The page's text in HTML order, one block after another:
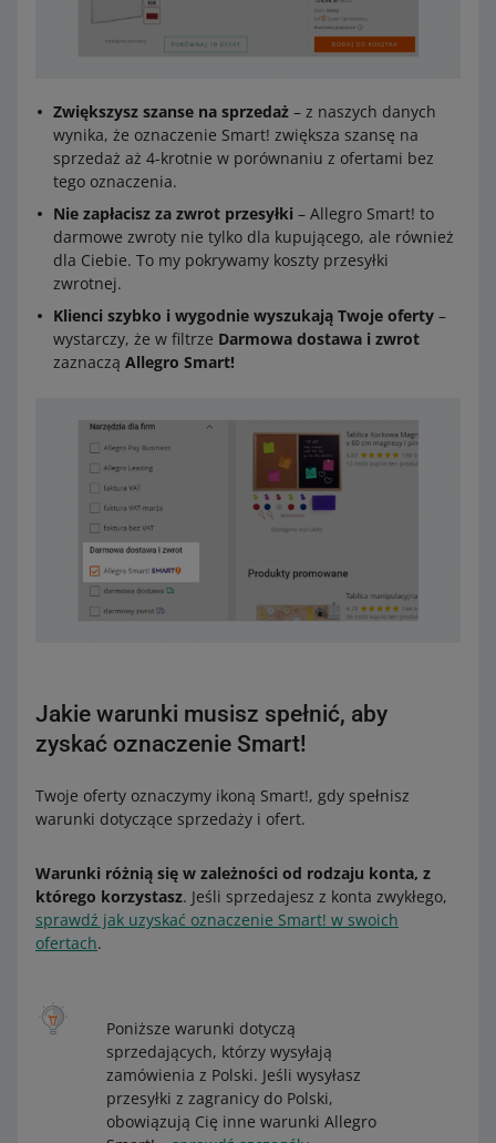
Zwiększysz szanse na sprzedaż – z naszych danych
wynika, że oznaczenie Smart! zwiększa szansę na
sprzedaż aż 4-krotnie w porównaniu z ofertami bez
tego oznaczenia.
Nie zapłacisz za zwrot przesyłki – Allegro Smart! to
darmowe zwroty nie tylko dla kupującego, ale również
dla Ciebie. To my pokrywamy koszty przesyłki
zwrotnej.
Klienci szybko i wygodnie wyszukają Twoje oferty –
wystarczy, że w filtrze Darmowa dostawa i zwrot
zaznaczą Allegro Smart!
Jakie warunki musisz spełnić, aby
zyskać oznaczenie Smart!
Twoje oferty oznaczymy ikoną Smart!, gdy spełnisz
warunki dotyczące sprzedaży i ofert.
Warunki różnią się w zależności od rodzaju konta, z
którego korzystasz. Jeśli sprzedajesz z konta zwykłego,
sprawdź jak uzyskać oznaczenie Smart! w swoich
ofertach.
Poniższe warunki dotyczą
sprzedających, którzy wysyłają
zamówienia z Polski. Jeśli wysyłasz
przesyłki z zagranicy do Polski,
obowiązują Cię inne warunki Allegro